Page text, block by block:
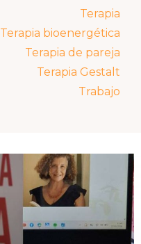
Terapia
Terapia bioenergética
Terapia de pareja
Terapia Gestalt
Trabajo